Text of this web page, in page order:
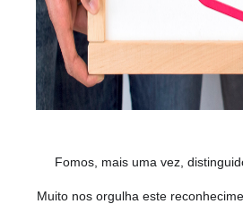
Fomos, mais uma vez,
Muito nos orgulha este